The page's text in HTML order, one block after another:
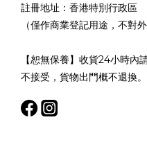
註冊地址：香港特別行政區
（僅作商業登記用途，不對外
【恕無保養】收貨24小時內
不接受，貨物出門概不退換。